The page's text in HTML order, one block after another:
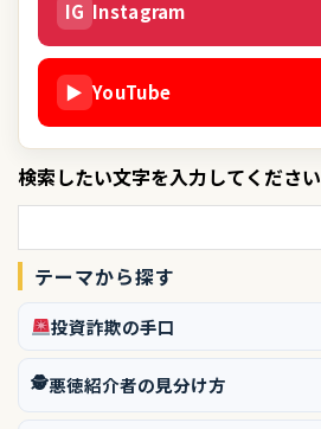
IG Instagram
▶ YouTube
検索したい文字を入力してください
テーマから探す
投資詐欺の手口
🕵️悪徳紹介者の見分け方